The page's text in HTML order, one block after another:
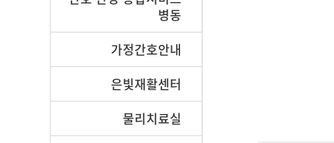
병동
가정간호안내
은빛재활센터
물리치료실